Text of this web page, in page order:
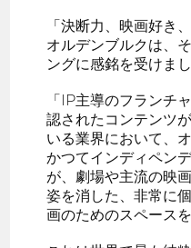
「決断力、映画好き
オルデンブルクは、
ングに感銘を受けま
「IP主導のフランチ
認されたコンテンツ
いる業界において、
かつてインディペン
が、劇場や主流の映
姿を消した、非常に
画のためのスペース